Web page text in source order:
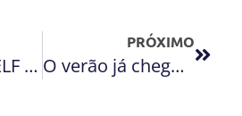
ASBRASS – SELF STORAGE
PRÓXIMO
O verão já chegou. O que fazer com as roupas de inverno?